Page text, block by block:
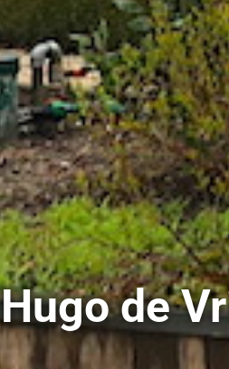
Hugo de